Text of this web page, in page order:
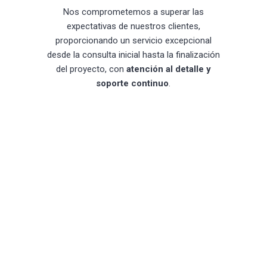
Nos comprometemos a superar las
expectativas de nuestros clientes,
proporcionando un servicio excepcional
desde la consulta inicial hasta la finalización
del proyecto, con atención al detalle y
soporte continuo.